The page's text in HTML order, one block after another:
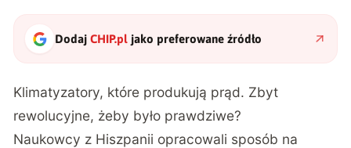
DodajCHIP.pl jako preferowane źródło
Klimatyzatory, które produkują prąd. Zbyt
rewolucyjne, żeby było prawdziwe?
Naukowcy z Hiszpanii opracowali sposób na